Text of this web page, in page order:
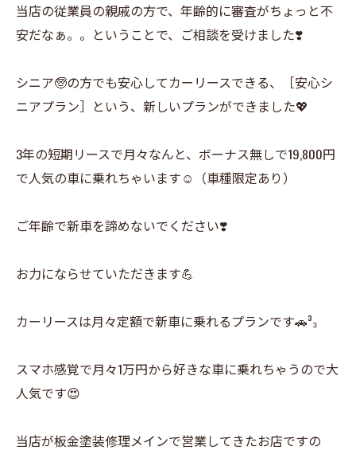
当店の従業員の親戚の方で、年齢的に審査がちょっと不
安だなぁ。。ということで、ご相談を受けました❣️
シニア🧓の方でも安心してカーリースできる、［安心シ
ニアプラン］という、新しいプランができました💖
3年の短期リースで月々なんと、ボーナス無しで19,800円
で人気の車に乗れちゃいます☺️（車種限定あり）
ご年齢で新車を諦めないでください❣️
お力にならせていただきます💪
カーリースは月々定額で新車に乗れるプランです︎🚗³₃
スマホ感覚で月々1万円から好きな車に乗れちゃうので大
人気です😍
当店が板金塗装修理メインで営業してきたお店ですの